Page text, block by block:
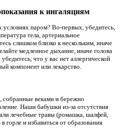
к ингаляциям
условиях паром? Во-первых, убедитесь,
тела, артериальное
слишком близко к нескольким, иначе
медленное дыхание, иначе голова
что у вас нет аллергической
компонент или лекарство.
веками и бережно
Наши бабушки из-за отсутствия
лечебные травы (ромашка, шалфей,
горле и избавиться от образования